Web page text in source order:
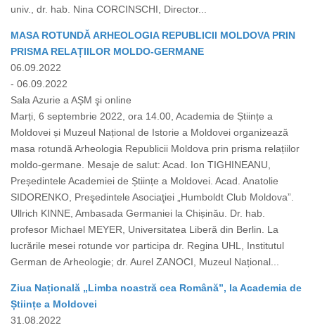
univ., dr. hab. Nina CORCINSCHI, Director...
MASA ROTUNDĂ ARHEOLOGIA REPUBLICII MOLDOVA PRIN
PRISMA RELAȚIILOR MOLDO-GERMANE
06.09.2022
- 06.09.2022
Sala Azurie a AȘM şi online
Marți, 6 septembrie 2022, ora 14.00, Academia de Științe a
Moldovei și Muzeul Național de Istorie a Moldovei organizează
masa rotundă Arheologia Republicii Moldova prin prisma relațiilor
moldo-germane. Mesaje de salut: Acad. Ion TIGHINEANU,
Președintele Academiei de Științe a Moldovei. Acad. Anatolie
SIDORENKO, Preşedintele Asociaţiei „Humboldt Club Moldova”.
Ullrich KINNE, Ambasada Germaniei la Chișinău. Dr. hab.
profesor Michael MEYER, Universitatea Liberă din Berlin. La
lucrările mesei rotunde vor participa dr. Regina UHL, Institutul
German de Arheologie; dr. Aurel ZANOCI, Muzeul Național...
Ziua Națională „Limba noastră cea Română”, la Academia de
Științe a Moldovei
31.08.2022